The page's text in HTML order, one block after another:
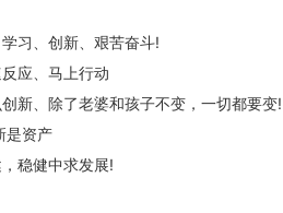
习、创新、艰苦奋斗!
应、马上行动
新、除了老婆和孩子不变，一切都要变!
是资产
稳健中求发展!